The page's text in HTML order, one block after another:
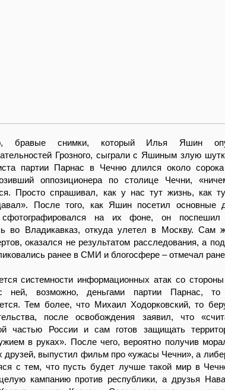
бравые снимки, который Илья Яшин
Грозного, сыграли с Яшиным злую
партии Парнас в Чечню длился около
оппозиционера по столице Чечни,
Просто спрашивал, как у нас тут жизнь, как
После того, как Яшин посетил основные
на их фоне, он поспешил
во Владикавказ, откуда улетел в Москву. Сам
оказался не результатом расследования, а
ранее в СМИ и блогосфере – отмечал
системности информационных атак со
ней, возможно, деньгами партии Парнас,
Тем более, что Михаил Ходорковский, то
после освобождения заявил, что
частью России и сам готов защищать
в руках». После чего, вероятно получив
друзей, выпустил фильм про «ужасы Чечни», а
с тем, что пусть будет лучше такой мир в
кампанию против республики, а друзья